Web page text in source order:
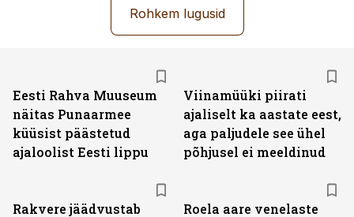
Rohkem lugusid
Eesti Rahva Muuseum
näitas Punaarmee
küüsist päästetud
ajaloolist Eesti lippu
Viinamüüki piirati
ajaliselt ka aastate eest,
aga paljudele see ühel
põhjusel ei meeldinud
Rakvere jäädvustab Roela aare venelaste